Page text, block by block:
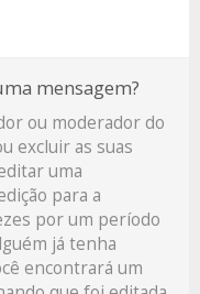
mensagem?
ou moderador do
excluir as suas
uma
para a
por um período
já tenha
encontrará um